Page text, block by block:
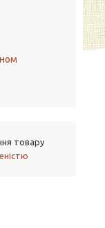
товару